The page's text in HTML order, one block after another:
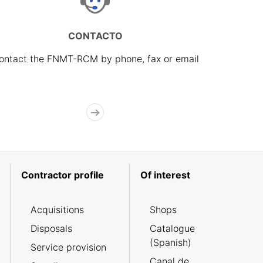
CONTACTO
the FNMT-RCM by phone, fax or email
Contractor profile
Acquisitions
Disposals
Service provision
Of interest
Shops
Catalogue
(Spanish)